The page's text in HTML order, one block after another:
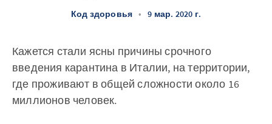
Код здоровья • 9 мар. 2020 г.
Кажется стали ясны причины срочного
введения карантина в Италии, на территории,
где проживают в общей сложности около 16
миллионов человек.